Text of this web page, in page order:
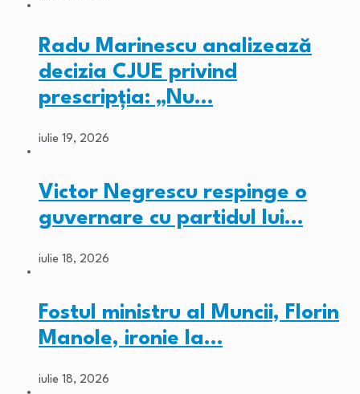
Radu Marinescu analizează
decizia CJUE privind
prescripția: „Nu…
iulie 19, 2026
Victor Negrescu respinge o
guvernare cu partidul lui…
iulie 18, 2026
Fostul ministru al Muncii, Florin
Manole, ironie la…
iulie 18, 2026